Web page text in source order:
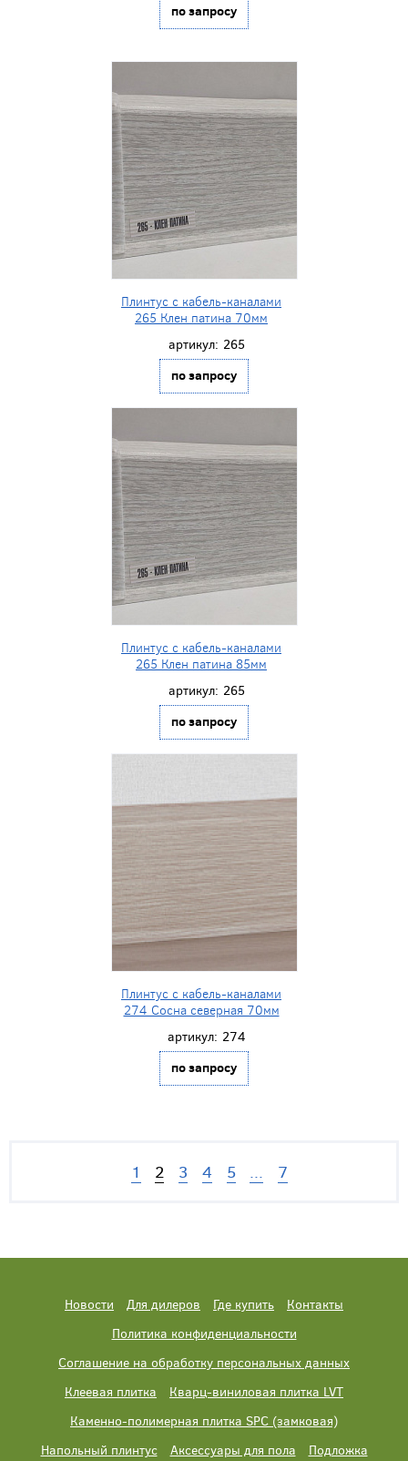
по запросу
Плинтус с кабель-каналами
265 Клен патина 70мм
артикул: 265
по запросу
Плинтус с кабель-каналами
265 Клен патина 85мм
артикул: 265
по запросу
Плинтус с кабель-каналами
274 Сосна северная 70мм
артикул: 274
по запросу
1 2 3 4 5 ... 7
Новости Для дилеров Где купить
Контакты
Политика конфиденциальности
Соглашение на обработку персональных данных
Клеевая плитка
Кварц-виниловая плитка LVT
Каменно-полимерная плитка SPC (замковая)
Напольный плинтус
Аксессуары для пола Подложка